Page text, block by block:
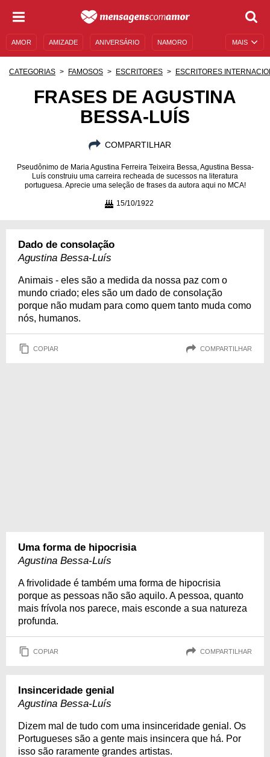
MAIS
AMOR AMIZADE ANIVERSÁRIO NAMORO
MENSAGENS E FRASES MENSAGENS DE ANIVERSÁRIO
CATEGORIAS FAMOSOS ESCRITORES ESCRITORES
FRASES DE AGUSTINA
BESSA-LUÍS
COMPARTILHAR
Pseudônimo de Maria Agustina Ferreira Teixeira Bessa, Agustina Bessa-
Luís construiu uma carreira recheada de sucessos na literatura
portuguesa. Aprecie uma seleção de frases da autora aqui no MCA!
15/10/1922
Dado de consolação
Agustina Bessa-Luís
Animais - eles são a medida da nossa paz com o
mundo criado; eles são um dado de consolação
porque não mudam para como quem tanto muda como
nós, humanos.
COPIAR COMPARTILHAR
Uma forma de hipocrisia
Agustina Bessa-Luís
A frivolidade é também uma forma de hipocrisia
porque as pessoas não são aquilo. A pessoa, quanto
mais frívola nos parece, mais esconde a sua natureza
profunda.
COPIAR COMPARTILHAR
Insinceridade genial
Agustina Bessa-Luís
Dizem mal de tudo com uma insinceridade genial. Os
Portugueses são a gente mais insincera que há. Por
isso são raramente grandes artistas.